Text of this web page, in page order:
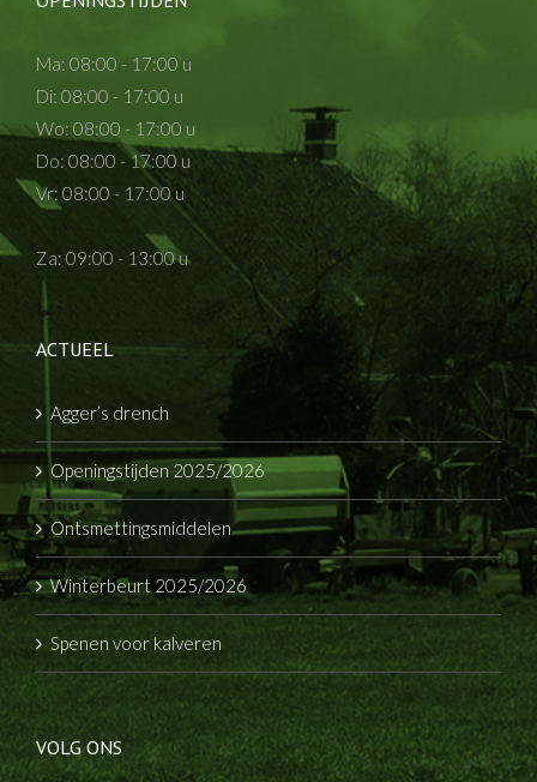
Ma: 08:00 - 17:00 u
Di: 08:00 - 17:00 u
Wo: 08:00 - 17:00 u
Do: 08:00 - 17:00 u
Vr: 08:00 - 17:00 u
Za: 09:00 - 13:00 u
ACTUEEL
Agger’s drench
Openingstijden 2025/2026
Ontsmettingsmiddelen
Winterbeurt 2025/2026
Spenen voor kalveren
VOLG ONS